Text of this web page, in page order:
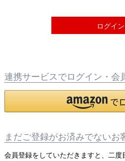
ログイン
連携サービスでログイン・会
まだご登録がお済みでないお
会員登録をしていただきますと、二度